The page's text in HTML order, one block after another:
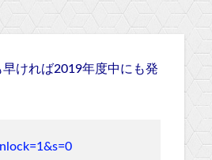
ければ2019年度中にも発